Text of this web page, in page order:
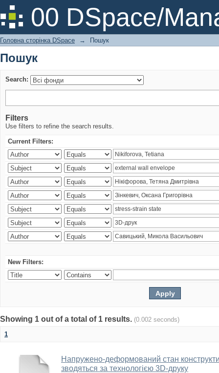
00 DSpace/
Пошук
Головна сторінка DSpace → Пошук
Пошук
Search:
Filters
Use filters to refine the search results.
Current Filters:
New Filters:
Showing 1 out of a total of 1 results. (0.002 seconds)
1
Напружено-деформований стан
зводяться за технологією 3D-друку